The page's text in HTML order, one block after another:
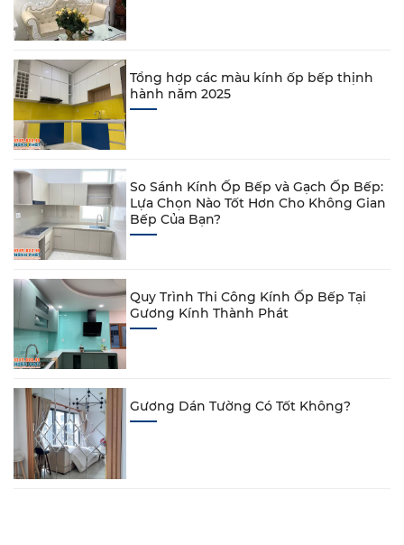
Tổng hợp các màu kính ốp bếp thịnh
hành năm 2025
So Sánh Kính Ốp Bếp và Gạch Ốp Bếp:
Lựa Chọn Nào Tốt Hơn Cho Không Gian
Bếp Của Bạn?
Quy Trình Thi Công Kính Ốp Bếp Tại
Gương Kính Thành Phát
Gương Dán Tường Có Tốt Không?